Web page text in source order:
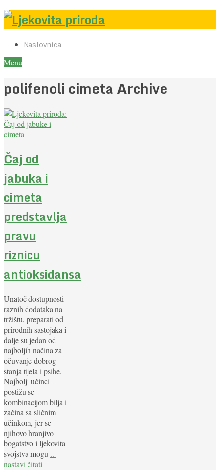
Naslovnica
Menu
polifenoli cimeta Archive
Čaj od
jabuka i
cimeta
predstavlja
pravu
riznicu
antioksidansa
Unatoč dostupnosti
raznih dodataka na
tržištu, preparati od
prirodnih sastojaka i
dalje su jedan od
najboljih načina za
očuvanje dobrog
stanja tijela i psihe.
Najbolji učinci
postižu se
kombinacijom bilja i
začina sa sličnim
učinkom, jer se
njihovo hranjivo
bogatstvo i ljekovita
svojstva mogu ...
nastavi čitati